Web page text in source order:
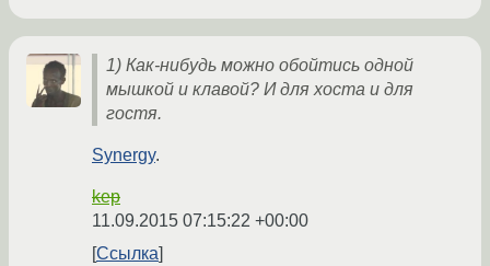
1) Как-нибудь можно обойтись одной
мышкой и клавой? И для хоста и для
гостя.
Synergy.
kep
11.09.2015 07:15:22 +00:00
Ссылка